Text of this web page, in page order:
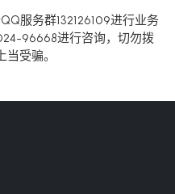
服务群132126109进行业务
96668进行咨询，切勿拨
受骗。